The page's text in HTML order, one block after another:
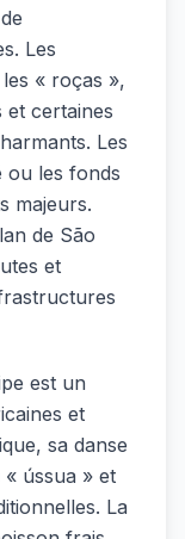
Les
« roças »,
certaines
Les
ou les fonds
majeurs.
de São
et
est un
et
sa danse
ússua » et
La